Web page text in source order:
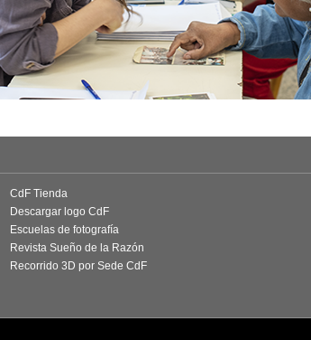
CdF Tienda
Descargar logo CdF
Escuelas de fotografía
Revista Sueño de la Razón
Recorrido 3D por Sede CdF